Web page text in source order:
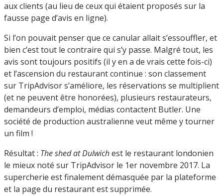
aux clients (au lieu de ceux qui étaient proposés sur la
fausse page d’avis en ligne).
Si l’on pouvait penser que ce canular allait s’essouffler, et
bien c’est tout le contraire qui s’y passe. Malgré tout, les
avis sont toujours positifs (il y en a de vrais cette fois-ci)
et l’ascension du restaurant continue : son classement
sur TripAdvisor s’améliore, les réservations se multiplient
(et ne peuvent être honorées), plusieurs restaurateurs,
demandeurs d’emploi, médias contactent Butler. Une
société de production australienne veut même y tourner
un film !
Résultat : The shed at Dulwichest le restaurant londonien
le mieux noté sur TripAdvisor le 1er novembre 2017. La
supercherie est finalement démasquée par la plateforme
et la page du restaurant est supprimée.